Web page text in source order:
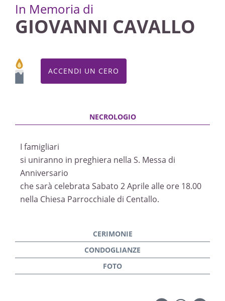
In Memoria di
GIOVANNI CAVALLO
ACCENDI UN CERO
I famigliari
si uniranno in preghiera nella S. Messa di
Anniversario
che sarà celebrata Sabato 2 Aprile alle ore 18.00
nella Chiesa Parrocchiale di Centallo.